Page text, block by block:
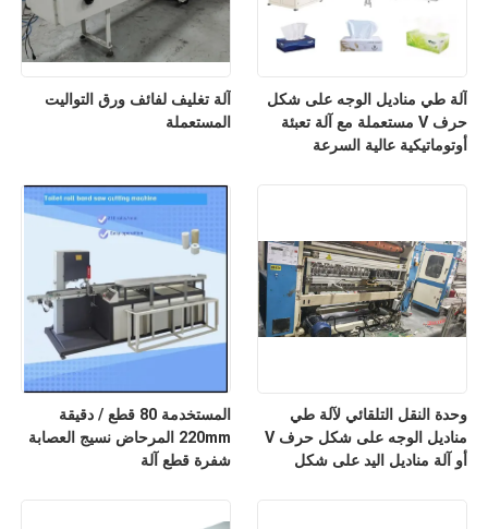
آلة تغليف لفائف ورق التواليت
المستعملة
آلة طي مناديل الوجه على شكل
حرف V مستعملة مع آلة تعبئة
أوتوماتيكية عالية السرعة
المستخدمة 80 قطع / دقيقة
220mm المرحاض نسيج العصابة
شفرة قطع آلة
وحدة النقل التلقائي لآلة طي
مناديل الوجه على شكل حرف V
أو آلة مناديل اليد على شكل